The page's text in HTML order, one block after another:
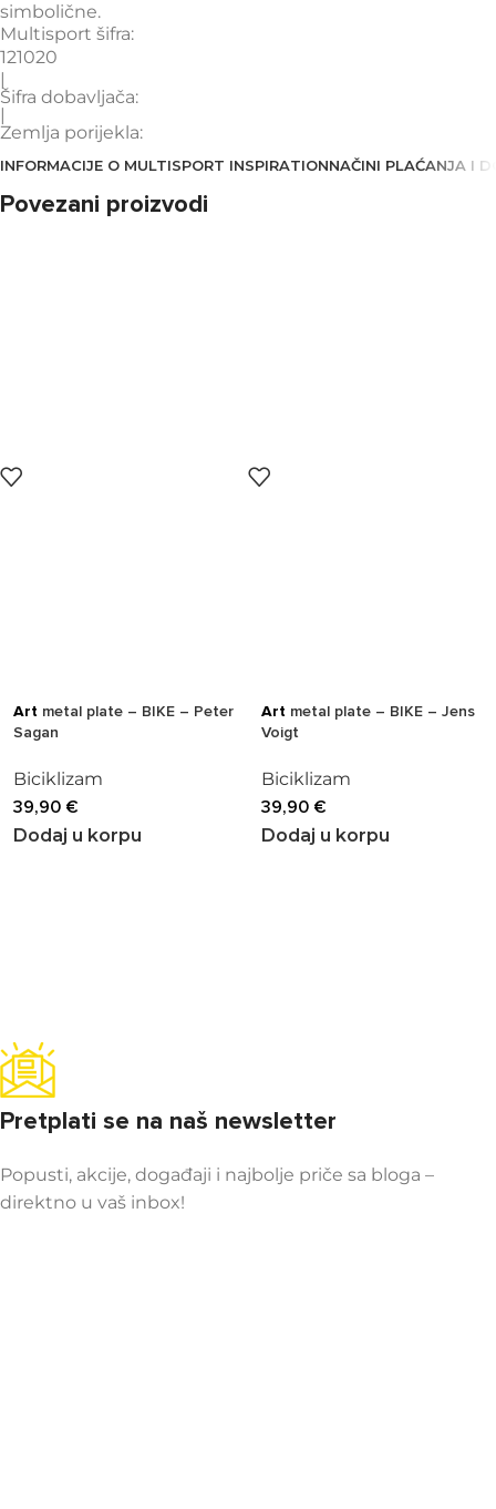
simbolične.
Multisport šifra:
121020
|
Šifra dobavljača:
|
Zemlja porijekla:
INFORMACIJE O MULTISPORT INSPIRATIONNAČINI PLAĆANJA I
Povezani proizvodi
Art metal plate – BIKE – Peter
Sagan
Biciklizam
39,90 €
Dodaj u korpu
Art metal plate – BIKE – Jens
Voigt
Biciklizam
39,90 €
Dodaj u korpu
Pretplati se na naš newsletter
Popusti, akcije, događaji i najbolje priče sa bloga –
direktno u vaš inbox!